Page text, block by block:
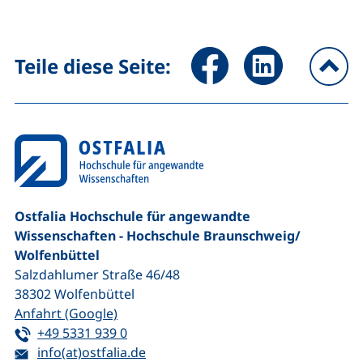
Teile diese Seite: Seite über Facebook teilen
Seite über
Ostfalia Hochschule für angewandte
Wissenschaften - Hochschule Braunschweig/​
Wolfenbüttel
Salzdahlumer Straße 46/48
38302Wolfenbüttel
Anfahrt (Google)(externer Link, öffnet neues Fenster)
Tel:
+49 5331 939 0(startet einen Telefonanruf, wenn Ihr
E-Mail:
info(at)ostfalia.de(öffnet Ihr E-Mail-Programm)